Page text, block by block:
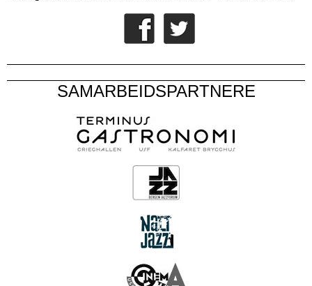
SAMARBEIDSPARTNERE